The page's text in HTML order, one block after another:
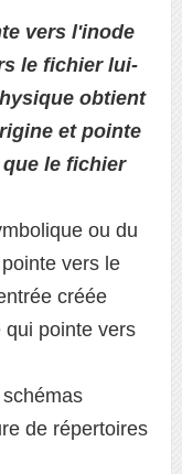
vers l'inode
le fichier lui-
obtient
et pointe
le fichier
ou du
vers le
créée
qui pointe vers
de répertoires